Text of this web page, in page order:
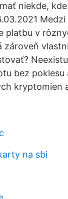
niekde,
platbu v
zároveň
bez
kryptomien
na sbi